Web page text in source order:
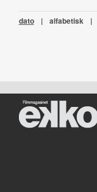
dato | alfabetisk |